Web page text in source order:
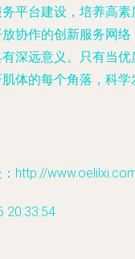
平台建设，培养高
协作的创新服务网
深远意义。只有当
体的每个角落，科
http://
20:33:54